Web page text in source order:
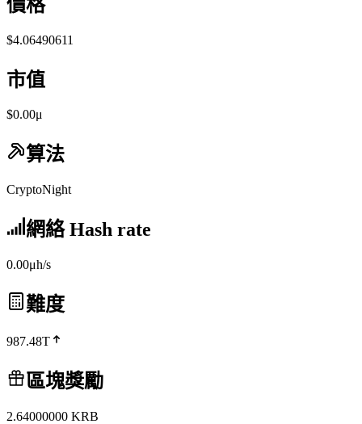
價格
$4.06490611
市值
$0.00μ
算法
CryptoNight
網絡 Hash rate
0.00μh/s
難度
987.48T
區塊獎勵
2.64000000 KRB